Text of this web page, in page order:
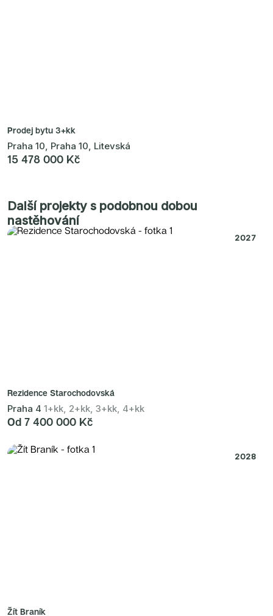
Prodej bytu 3+kk
Praha 10, Praha 10, Litevská
15 478 000 Kč
Další projekty s podobnou dobou
nastěhování
2027
Rezidence Starochodovská
Praha 4 1+kk, 2+kk, 3+kk, 4+kk
Od 7 400 000 Kč
2028
Žít Braník